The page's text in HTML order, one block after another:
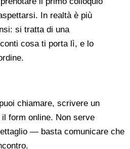
In realtà è più
si tratta di una
cosa ti porta lì, e lo
chiamare, scrivere un
form online. Non serve
— basta comunicare che